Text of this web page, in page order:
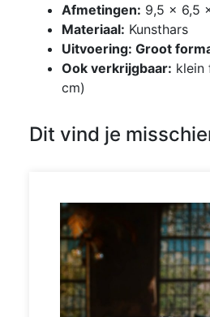
Afmetingen: 9,5 × 6,5
Materiaal: Kunsthars
Uitvoering: Groot
Ook verkrijgbaar: klein
cm)
Dit vind je